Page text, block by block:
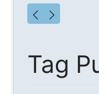
Tag